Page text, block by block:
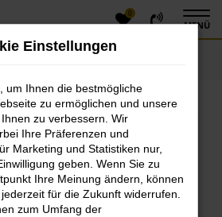
0
MENÜ
Error
aufgetreten.
die dir helfen können:
Firewall und deine
Einstellungen
um Ihnen die bestmögliche
zu ermöglichen und unsere
zu verbessern. Wir
Ihre Präferenzen und
Marketing und Statistiken nur,
geben. Wenn Sie zu
Ihre Meinung ändern, können
für die Zukunft widerrufen.
zum Umfang der